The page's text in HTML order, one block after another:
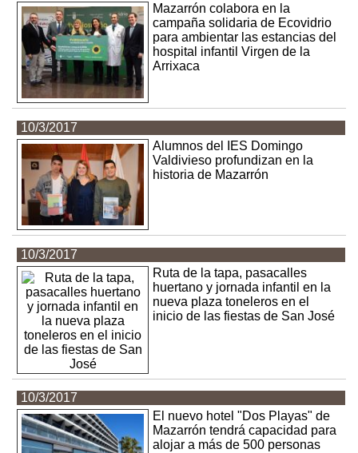
Mazarrón colabora en la
campaña solidaria de Ecovidrio
para ambientar las estancias del
hospital infantil Virgen de la
Arrixaca
10/3/2017
Alumnos del IES Domingo
Valdivieso profundizan en la
historia de Mazarrón
10/3/2017
Ruta de la tapa, pasacalles
huertano y jornada infantil en la
nueva plaza toneleros en el
inicio de las fiestas de San José
10/3/2017
El nuevo hotel "Dos Playas" de
Mazarrón tendrá capacidad para
alojar a más de 500 personas